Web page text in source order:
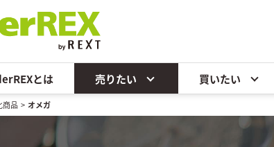
とは 売りたい 買いたい
商品 > オメガ